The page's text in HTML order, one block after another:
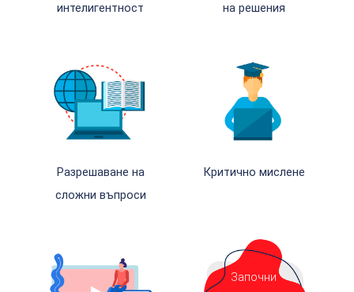
интелигентност
на решения
Разрешаване на
сложни въпроси
Критично мислене
Започни